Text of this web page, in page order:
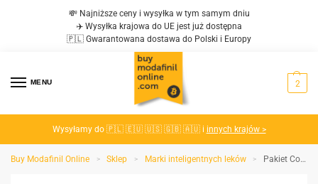
💸 Najniższe ceny i wysyłka w tym samym dniu
✈️ Wysyłka krajowa do UE jest już dostępna
🇵🇱 Gwarantowana dostawa do Polski i Europy
MENU 2
Wysyłamy do 🇵🇱 🇪🇺 🇺🇸 🇬🇧 🇦🇺 i innych krajów >
Buy Modafinil Online > Sklep > Marki inteligentnych leków > Pakiet Combo Modavinil & Armodavinil